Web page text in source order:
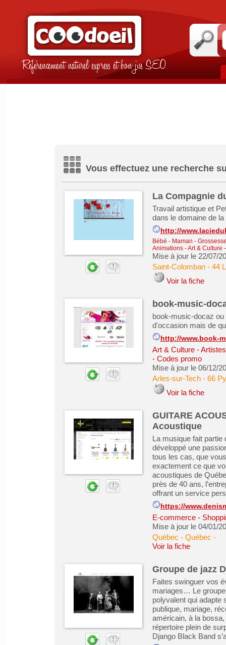
Référencement naturel express et bon jus SEO
Vous effectuez une recherche
La Compagnie
Travail artistique et
dans le domaine de
http://
Bébé - Maman -
Animations-Art & Culture
Mise à jour le 22/07/
Saint-Colomban- 44
Voir la fiche
book-music-
book-music-docaz
d'occasion mais de
http://www.book-
Art & Culture -
- Codes promo
Mise à jour le 06/12/
Arles-sur-Tech- 66
Voir la fiche
GUITARE
Acoustique
La musique fait
développé une
tous les cas, que
exactement ce que
acoustiques de
près de 40 ans,
offrant un service
https://
E-commerce -
Mise à jour le 04/01/
Québec - Québec -
Voir la fiche
Groupe de jazz
Faites swinguer vos
mariages… Le
polyvalent qui adapte
publique, mariage,
américain, à la
répertoire plein de
Django Black Band